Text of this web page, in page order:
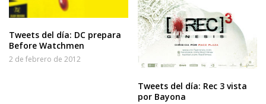
Tweets del día: DC prepara
Before Watchmen
2 de febrero de 2012
Tweets del día: Rec 3 vista
por Bayona